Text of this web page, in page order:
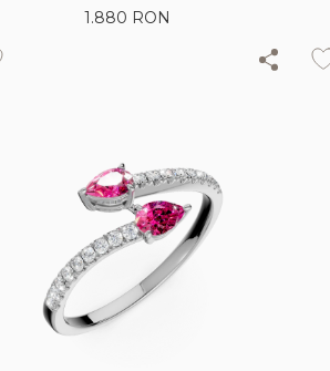
1.880 RON